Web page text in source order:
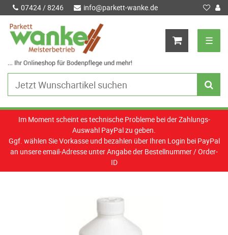
07424 / 8246 info@parkett-wanke.de
☰
Im Moment scheint es technische Probleme bei der Zahlungs-
Auswahl PayPal zu geben.
Ggf. wählen Sie Vorkasse und bezahlen über Ihren Login bei PayPal
an unsere email-Adresse unter Angabe der Bestellnummer / Order-
ID